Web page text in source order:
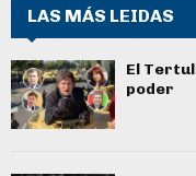
LAS MÁS LEIDAS
El
poder